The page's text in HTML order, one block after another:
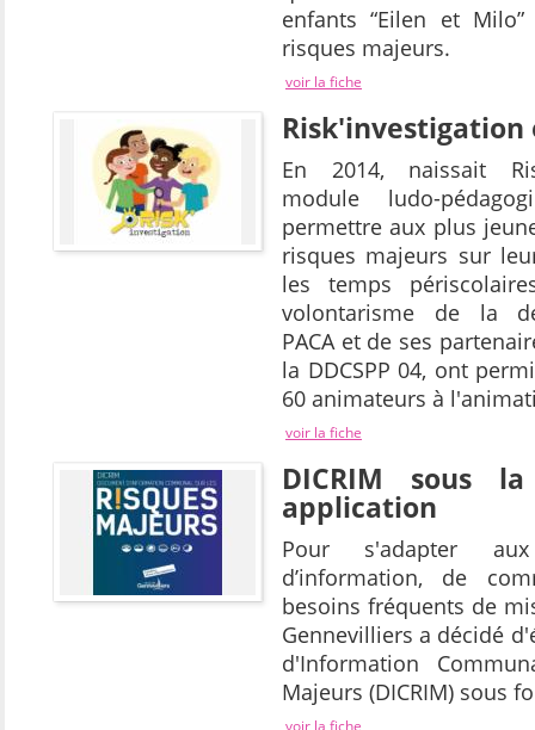
enfants “Eilen et
risques majeurs.
voir la fiche
Risk'investigation
En 2014, naissait
module ludo-
permettre aux plus
risques majeurs sur
les temps
volontarisme de la
PACA et de ses
la DDCSPP 04, ont
60 animateurs à
voir la fiche
DICRIM sous
application
Pour s'adapter
d’information, de
besoins fréquents de
Gennevilliers a décidé
d'Information
Majeurs (DICRIM) sous
voir la fiche